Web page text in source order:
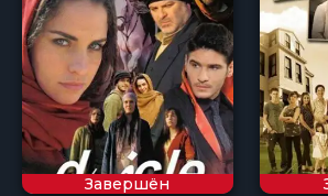
Завершён